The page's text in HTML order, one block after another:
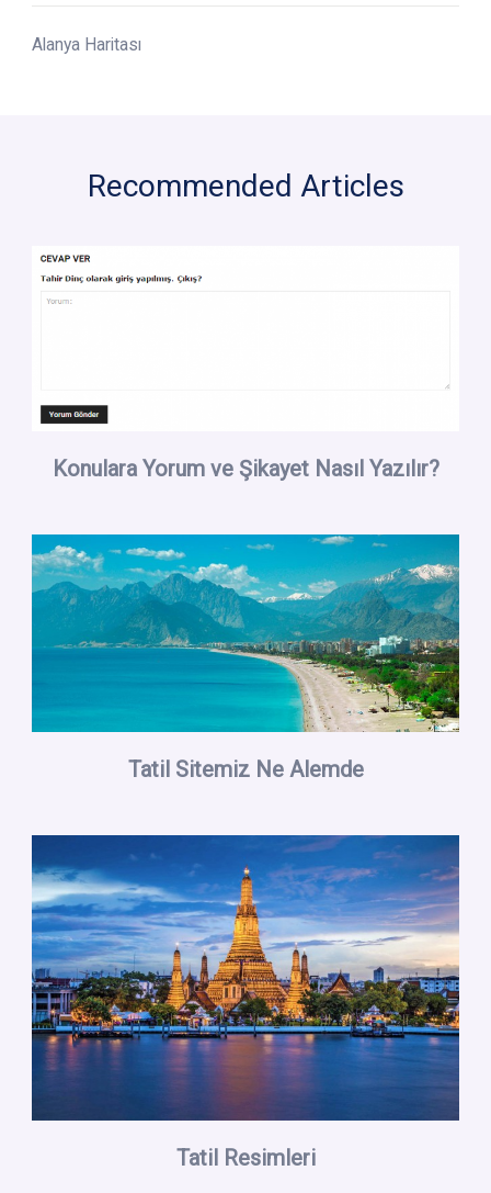
Alanya Haritası
Recommended Articles
Konulara Yorum ve Şikayet Nasıl Yazılır?
Tatil Sitemiz Ne Alemde
Tatil Resimleri